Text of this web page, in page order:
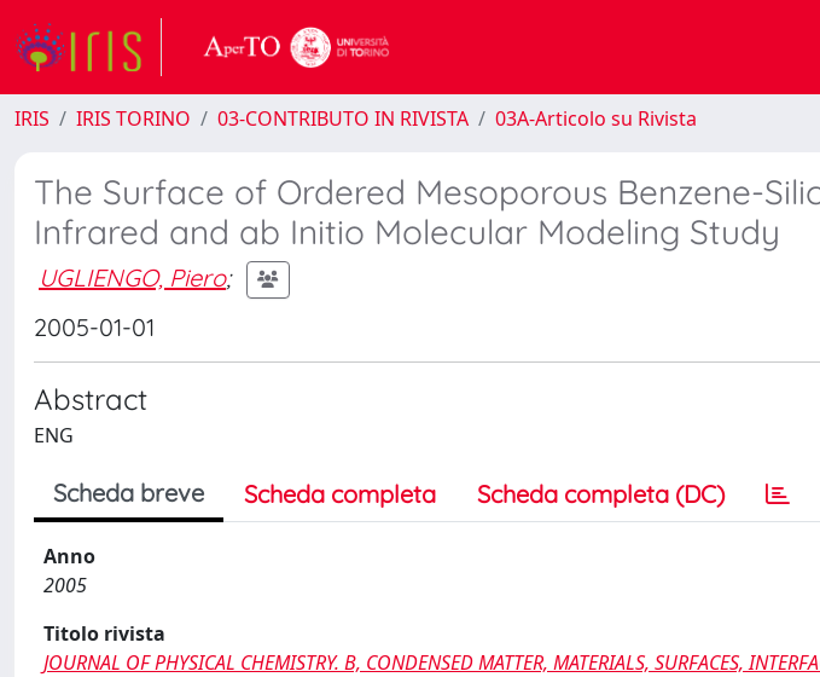
IRIS IRIS TORINO 03-CONTRIBUTO IN RIVISTA 03A-Articolo su Rivista
The Surface of Ordered Mesoporous Benzene-
Infrared and ab Initio Molecular Modeling Study
UGLIENGO, Piero;
2005-01-01
Abstract
ENG
Scheda breve Scheda completa Scheda completa (DC)
Anno
2005
Titolo rivista
JOURNAL OF PHYSICAL CHEMISTRY. B, CONDENSED MATTER, MATERIALS, SURFACES,